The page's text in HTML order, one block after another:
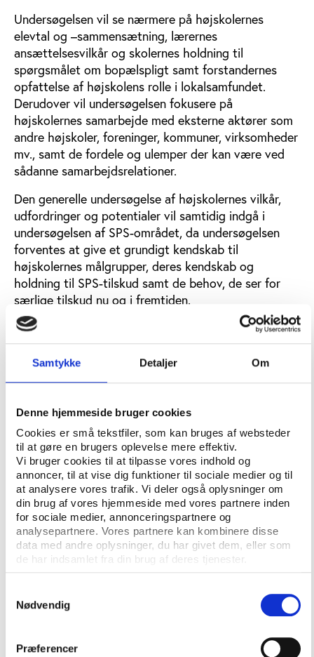
Samtykke Detaljer Om
Denne hjemmeside bruger cookies
Cookies er små tekstfiler, som kan bruges af websteder
til at gøre en brugers oplevelse mere effektiv.
Vi bruger cookies til at tilpasse vores indhold og
annoncer, til at vise dig funktioner til sociale medier og til
at analysere vores trafik. Vi deler også oplysninger om
din brug af vores hjemmeside med vores partnere inden
for sociale medier, annonceringspartnere og
analysepartnere. Vores partnere kan kombinere disse
data med andre oplysninger, du har givet dem, eller som
de har indsamlet fra din brug af deres tjenester.
Nødvendig
Præferencer
Undersøgelsen vil se nærmere på højskolernes
elevtal og –sammensætning, lærernes
ansættelsesvilkår og skolernes holdning til
spørgsmålet om bopælspligt samt forstandernes
opfattelse af højskolens rolle i lokalsamfundet.
Derudover vil undersøgelsen fokusere på
højskolernes samarbejde med eksterne aktører som
andre højskoler, foreninger, kommuner, virksomheder
mv., samt de fordele og ulemper der kan være ved
sådanne samarbejdsrelationer.
Den generelle undersøgelse af højskolernes vilkår,
udfordringer og potentialer vil samtidig indgå i
undersøgelsen af SPS-området, da undersøgelsen
forventes at give et grundigt kendskab til
højskolernes målgrupper, deres kendskab og
holdning til SPS-tilskud samt de behov, de ser for
særlige tilskud nu og i fremtiden.
Spørgeskemaerne til højskoleforstanderne blev
udsendt i juni 2017 i forbindelse med undersøgelsen
af specialpædagogisk støtte på højskoleområdet og
den endelige afrapportering forventes at ligge klar i
Henriette S. Bjerrum